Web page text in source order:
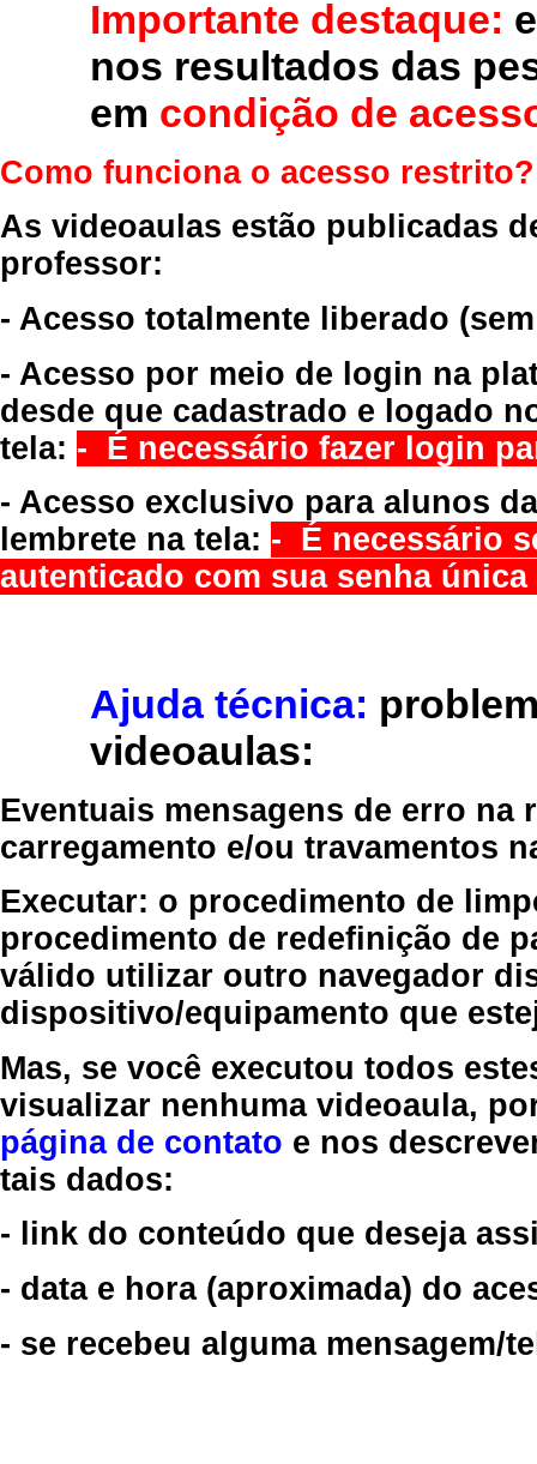
Importante destaque:
nos resultados das
em condição de
Como funciona o acesso restrito?
As videoaulas estão publicadas
professor:
- Acesso totalmente liberado
- Acesso por meio de login na
desde que cadastrado e logado
tela: - É necessário fazer login
- Acesso exclusivo para alunos
lembrete na tela: - É necessário
autenticado com sua senha
Ajuda técnica:
videoaulas:
Eventuais mensagens de erro
carregamento e/ou travamentos
Executar: o procedimento de
procedimento de redefinição de
válido utilizar outro navegador
dispositivo/equipamento que
Mas, se você executou todos
visualizar nenhuma videoaula,
página de contato e nos
tais dados:
- link do conteúdo que deseja
- data e hora (aproximada) do
- se recebeu alguma mensagem/